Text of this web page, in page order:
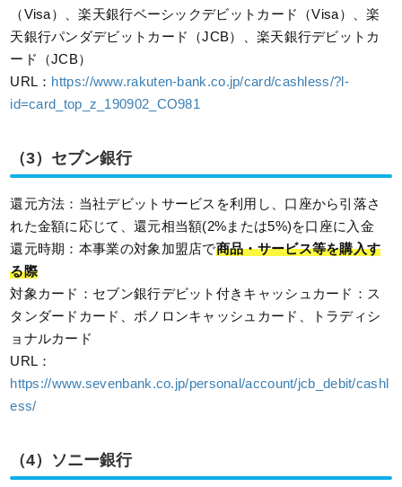
（Visa）、楽天銀行ベーシックデビットカード（Visa）、楽
天銀行パンダデビットカード（JCB）、楽天銀行デビットカ
ード（JCB）
URL： https://www.rakuten-bank.co.jp/card/cashless/?l-
id=card_top_z_190902_CO981
（3）セブン銀行
還元方法：当社デビットサービスを利用し、口座から引落さ
れた金額に応じて、還元相当額(2%または5%)を口座に入金
還元時期：本事業の対象加盟店で商品・サービス等を購入す
る際
対象カード：セブン銀行デビット付きキャッシュカード：ス
タンダードカード、ボノロンキャッシュカード、トラディシ
ョナルカード
URL：
https://www.sevenbank.co.jp/personal/account/jcb_debit/cashl
ess/
（4）ソニー銀行